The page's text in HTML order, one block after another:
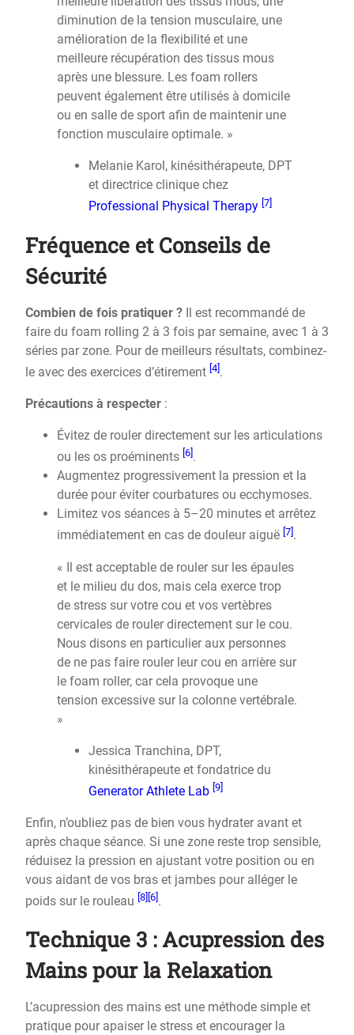
diminution de la tension musculaire, une
amélioration de la flexibilité et une
meilleure récupération des tissus mous
après une blessure. Les foam rollers
peuvent également être utilisés à domicile
ou en salle de sport afin de maintenir une
fonction musculaire optimale. »
Melanie Karol, kinésithérapeute, DPT
et directrice clinique chez
Professional Physical Therapy [7]
Fréquence et Conseils de
Sécurité
Combien de fois pratiquer ? Il est recommandé de
faire du foam rolling 2 à 3 fois par semaine, avec 1 à 3
séries par zone. Pour de meilleurs résultats, combinez-
le avec des exercices d’étirement [4].
Précautions à respecter :
Évitez de rouler directement sur les articulations
ou les os proéminents [6] .
Augmentez progressivement la pression et la
durée pour éviter courbatures ou ecchymoses.
Limitez vos séances à 5–20 minutes et arrêtez
immédiatement en cas de douleur aiguë [7].
« Il est acceptable de rouler sur les épaules
et le milieu du dos, mais cela exerce trop
de stress sur votre cou et vos vertèbres
cervicales de rouler directement sur le cou.
Nous disons en particulier aux personnes
de ne pas faire rouler leur cou en arrière sur
le foam roller, car cela provoque une
tension excessive sur la colonne vertébrale.
»
Jessica Tranchina, DPT,
kinésithérapeute et fondatrice du
Generator Athlete Lab [9]
Enfin, n’oubliez pas de bien vous hydrater avant et
après chaque séance. Si une zone reste trop sensible,
réduisez la pression en ajustant votre position ou en
vous aidant de vos bras et jambes pour alléger le
poids sur le rouleau [8] [6] .
Technique 3 : Acupression des
Mains pour la Relaxation
L’acupression des mains est une méthode simple et
pratique pour apaiser le stress et encourager la